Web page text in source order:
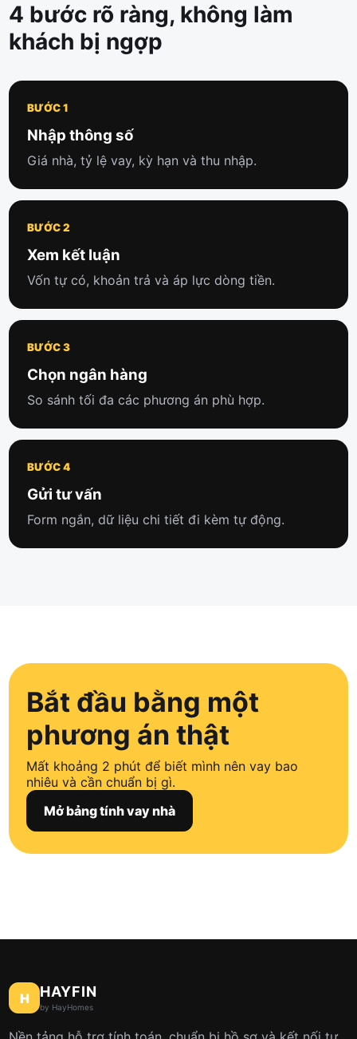
4 bước rõ ràng, không làm
khách bị ngợp
BƯỚC 1
Nhập thông số
Giá nhà, tỷ lệ vay, kỳ hạn và thu nhập.
BƯỚC 2
Xem kết luận
Vốn tự có, khoản trả và áp lực dòng tiền.
BƯỚC 3
Chọn ngân hàng
So sánh tối đa các phương án phù hợp.
BƯỚC 4
Gửi tư vấn
Form ngắn, dữ liệu chi tiết đi kèm tự động.
Bắt đầu bằng một
phương án thật
Mất khoảng 2 phút để biết mình nên vay bao
nhiêu và cần chuẩn bị gì.
Mở bảng tính vay nhà
H HAYFIN
by HayHomes